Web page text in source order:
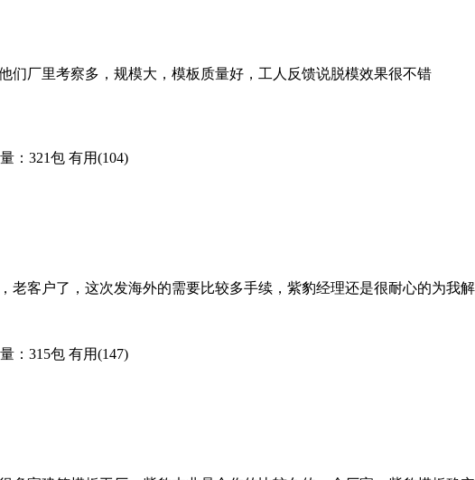
们厂里考察多，规模大，模板质量好，工人反馈说脱模效果很不错
：321包 有用(104)
老客户了，这次发海外的需要比较多手续，紫豹经理还是很耐心的为我
：315包 有用(147)